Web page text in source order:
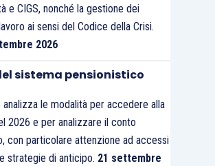
e CIGS, nonché la gestione dei
ai sensi del Codice della Crisi.
2026
sistema pensionistico
analizza le modalità per accedere alla
2026 e per analizzare il conto
con particolare attenzione ad accessi
strategie di anticipo. 21 settembre